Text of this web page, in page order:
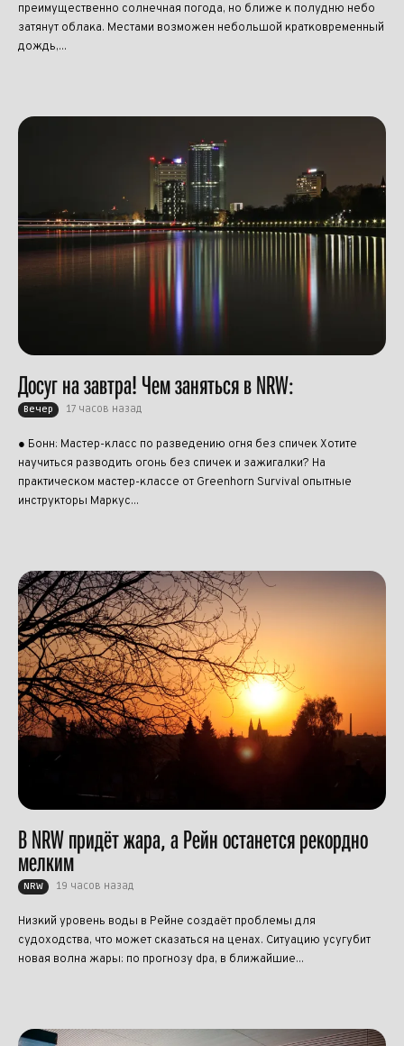
преимущественно солнечная погода, но ближе к полудню небо
затянут облака. Местами возможен небольшой кратковременный
дождь,...
Досуг на завтра! Чем заняться в NRW:
Вечер 17 часов назад
● Бонн: Мастер-класс по разведению огня без спичек Хотите
научиться разводить огонь без спичек и зажигалки? На
практическом мастер-классе от Greenhorn Survival опытные
инструкторы Маркус...
В NRW придёт жара, а Рейн останется рекордно
мелким
NRW 19 часов назад
Низкий уровень воды в Рейне создаёт проблемы для
судоходства, что может сказаться на ценах. Ситуацию усугубит
новая волна жары: по прогнозу dpa, в ближайшие...